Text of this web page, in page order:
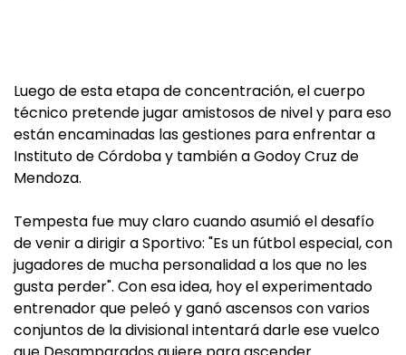
Luego de esta etapa de concentración, el cuerpo
técnico pretende jugar amistosos de nivel y para eso
están encaminadas las gestiones para enfrentar a
Instituto de Córdoba y también a Godoy Cruz de
Mendoza.
Tempesta fue muy claro cuando asumió el desafío
de venir a dirigir a Sportivo: "Es un fútbol especial, con
jugadores de mucha personalidad a los que no les
gusta perder". Con esa idea, hoy el experimentado
entrenador que peleó y ganó ascensos con varios
conjuntos de la divisional intentará darle ese vuelco